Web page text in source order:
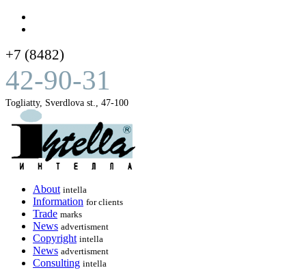
+7 (8482)
42-90-31
Togliatty, Sverdlova st., 47-100
About intella
Information for clients
Trade marks
News advertisment
Copyright intella
News advertisment
Consulting intella